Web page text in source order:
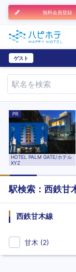
無料会員登録
ゲスト
PR
HOTEL PALM GATE/ホテル
XYZ
駅検索： 西鉄甘
西鉄甘木線
甘木 (2)